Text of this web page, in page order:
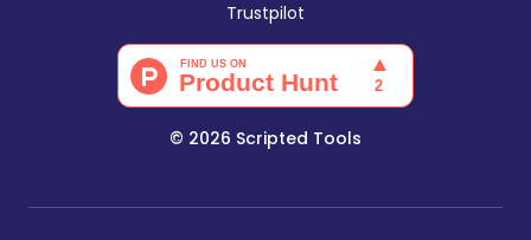
Trustpilot
© 2026 Scripted Tools